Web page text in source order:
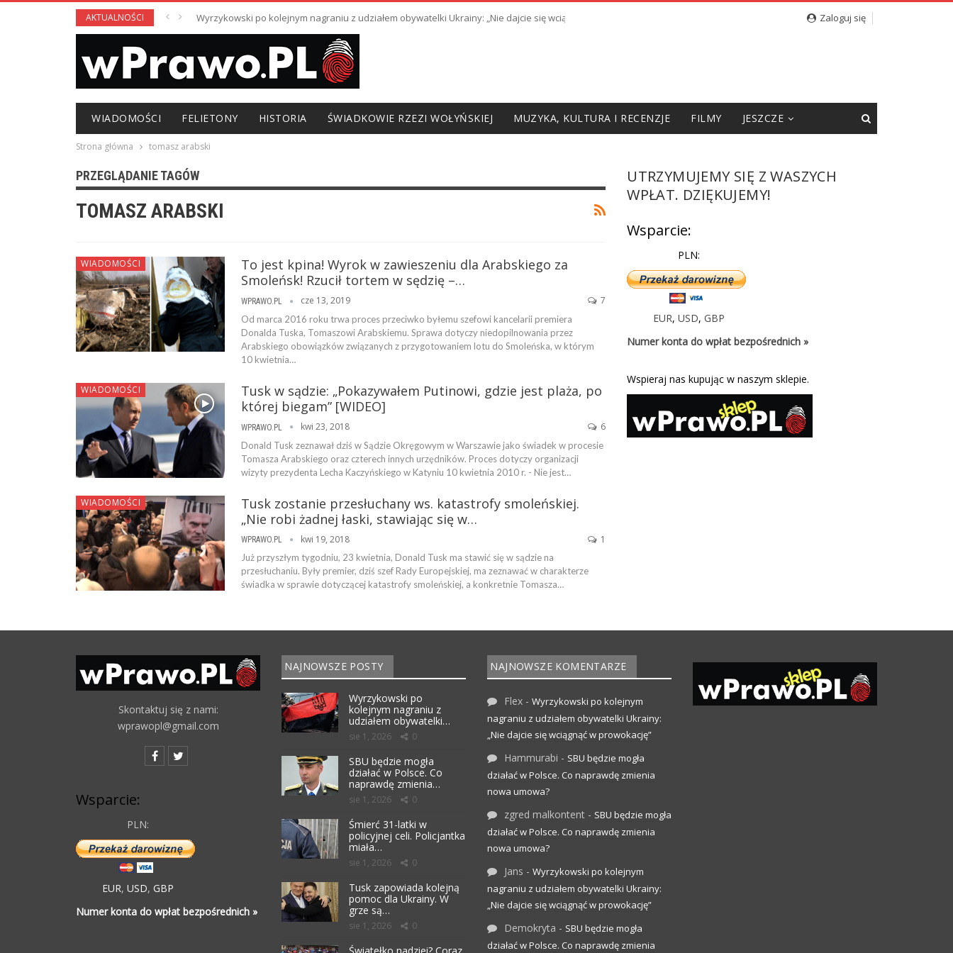
AKTUALNOŚCI Wyrzykowski po kolejnym nagraniu z udziałem obywatelki Ukrainy: „Nie dajcie się wciągnąć w prowokację” Zaloguj się
WIADOMOŚCI FELIETONY HISTORIA ŚWIADKOWIE RZEZI WOŁYŃSKIEJ MUZYKA, KULTURA I RECENZJE FILMY JESZCZE
Strona główna tomasz arabski
PRZEGLĄDANIE TAGÓW
TOMASZ ARABSKI
WIADOMOŚCI
To jest kpina! Wyrok w zawieszeniu dla Arabskiego za
Smoleńsk! Rzucił tortem w sędzię –…
WPRAWO.PL cze 13, 2019 7
Od marca 2016 roku trwa proces przeciwko byłemu szefowi kancelarii premiera
Donalda Tuska, Tomaszowi Arabskiemu. Sprawa dotyczy niedopilnowania przez
Arabskiego obowiązków związanych z przygotowaniem lotu do Smoleńska, w którym
10 kwietnia…
WIADOMOŚCI
Tusk w sądzie: „Pokazywałem Putinowi, gdzie jest plaża, po
której biegam” [WIDEO]
WPRAWO.PL kwi 23, 2018 6
Donald Tusk zeznawał dziś w Sądzie Okręgowym w Warszawie jako świadek w procesie
Tomasza Arabskiego oraz czterech innych urzędników. Proces dotyczy organizacji
wizyty prezydenta Lecha Kaczyńskiego w Katyniu 10 kwietnia 2010 r. - Nie jest…
WIADOMOŚCI
Tusk zostanie przesłuchany ws. katastrofy smoleńskiej.
„Nie robi żadnej łaski, stawiając się w…
WPRAWO.PL kwi 19, 2018 1
Już przyszłym tygodniu, 23 kwietnia, Donald Tusk ma stawić się w sądzie na
przesłuchaniu. Były premier, dziś szef Rady Europejskiej, ma zeznawać w charakterze
świadka w sprawie dotyczącej katastrofy smoleńskiej, a konkretnie Tomasza…
UTRZYMUJEMY SIĘ Z WASZYCH
WPŁAT. DZIĘKUJEMY!
Wsparcie:
PLN:
EUR,USD,GBP
Numer konta do wpłat bezpośrednich »
Wspieraj nas kupując w naszym sklepie.
Skontaktuj się z nami:
wprawopl@gmail.com
Wsparcie:
PLN:
EUR, USD, GBP
Numer konta do wpłat bezpośrednich »
NAJNOWSZE POSTY
Wyrzykowski po
kolejnym nagraniu z
udziałem obywatelki…
sie 1, 2026 0
SBU będzie mogła
działać w Polsce. Co
naprawdę zmienia…
sie 1, 2026 0
Śmierć 31-latki w
policyjnej celi. Policjantka
miała…
sie 1, 2026 0
Tusk zapowiada kolejną
pomoc dla Ukrainy. W
grze są…
sie 1, 2026 0
NAJNOWSZE KOMENTARZE
Flex - Wyrzykowski po kolejnym
nagraniu z udziałem obywatelki Ukrainy:
„Nie dajcie się wciągnąć w prowokację”
Hammurabi - SBU będzie mogła
działać w Polsce. Co naprawdę zmienia
nowa umowa?
zgred malkontent - SBU będzie mogła
działać w Polsce. Co naprawdę zmienia
nowa umowa?
Jans - Wyrzykowski po kolejnym
nagraniu z udziałem obywatelki Ukrainy:
„Nie dajcie się wciągnąć w prowokację”
Demokryta - SBU będzie mogła
działać w Polsce. Co naprawdę zmienia